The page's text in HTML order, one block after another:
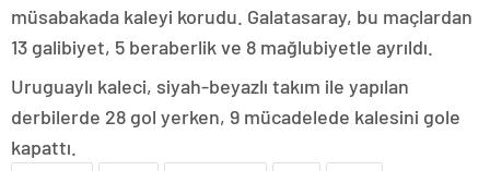
müsabakada kaleyi korudu. Galatasaray, bu maçlardan
13 galibiyet, 5 beraberlik ve 8 mağlubiyetle ayrıldı.
Uruguaylı kaleci, siyah-beyazlı takım ile yapılan
derbilerde 28 gol yerken, 9 mücadelede kalesini gole
kapattı.